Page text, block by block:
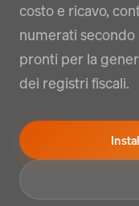
costo e ricavo,
numerati
pronti per la
dei registri fiscali.